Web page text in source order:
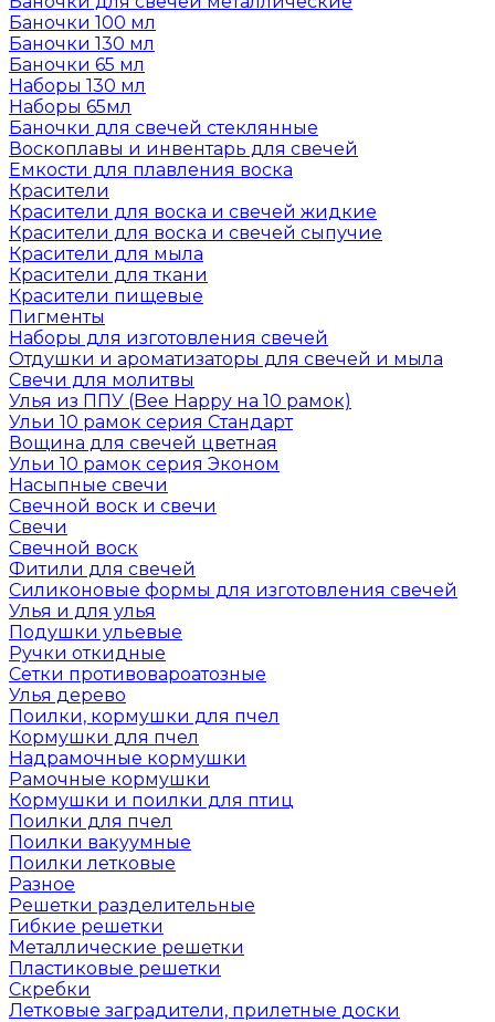
Баночки 100 мл
Баночки 130 мл
Баночки 65 мл
Наборы 130 мл
Наборы 65мл
Баночки для свечей стеклянные
Воскоплавы и инвентарь для свечей
Емкости для плавления воска
Красители
Красители для воска и свечей жидкие
Красители для воска и свечей сыпучие
Красители для мыла
Красители для ткани
Красители пищевые
Пигменты
Наборы для изготовления свечей
Отдушки и ароматизаторы для свечей и мыла
Свечи для молитвы
Улья из ППУ (Bee Happy на 10 рамок)
Ульи 10 рамок серия Стандарт
Вощина для свечей цветная
Ульи 10 рамок серия Эконом
Насыпные свечи
Свечной воск и свечи
Свечи
Свечной воск
Фитили для свечей
Силиконовые формы для изготовления свечей
Улья и для улья
Подушки ульевые
Ручки откидные
Сетки противовароатозные
Улья дерево
Поилки, кормушки для пчел
Кормушки для пчел
Надрамочные кормушки
Рамочные кормушки
Кормушки и поилки для птиц
Поилки для пчел
Поилки вакуумные
Поилки летковые
Разное
Решетки разделительные
Гибкие решетки
Металлические решетки
Пластиковые решетки
Скребки
Летковые заградители, прилетные доски